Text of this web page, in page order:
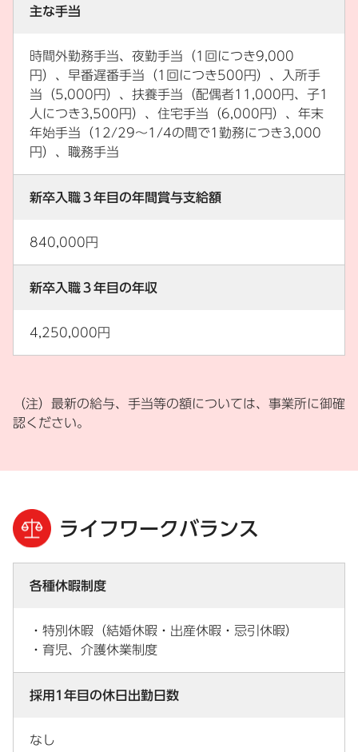
主な手当
時間外勤務手当、夜勤手当（1回につき9,000
円）、早番遅番手当（1回につき500円）、入所手
当（5,000円）、扶養手当（配偶者11,000円、子1
人につき3,500円）、住宅手当（6,000円）、年末
年始手当（12/29～1/4の間で1勤務につき3,000
円）、職務手当
新卒入職３年目の年間賞与支給額
840,000円
新卒入職３年目の年収
4,250,000円
（注）最新の給与、手当等の額については、事業所に御確
認ください。
ライフワークバランス
各種休暇制度
・特別休暇（結婚休暇・出産休暇・忌引休暇）
・育児、介護休業制度
採用1年目の休日出勤日数
なし